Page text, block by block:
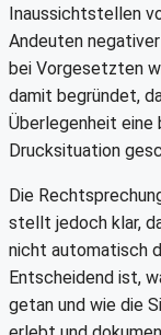
Inaussichtstellen
Andeuten
bei Vorgesetzten
damit begründet,
Überlegenheit eine
Drucksituation
Die
stellt jedoch klar,
nicht automatisch
Entscheidend ist,
getan und wie die